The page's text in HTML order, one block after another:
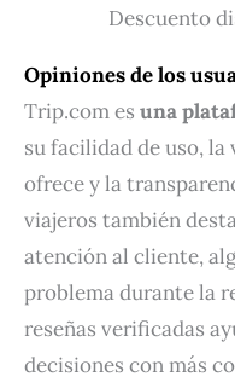
Descuento
Opiniones de los
Trip.com es una
su facilidad de uso,
ofrece y la
viajeros también
atención al cliente,
problema durante la
reseñas verificadas
decisiones con más